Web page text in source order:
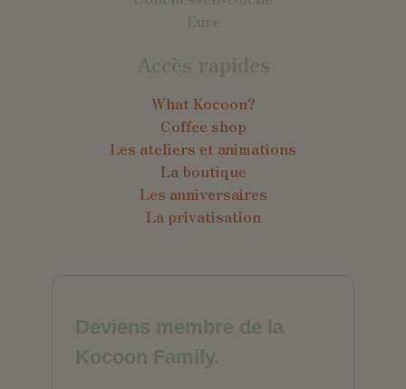
Eure
Accès rapides
What Kocoon?
Coffee shop
Les ateliers et animations
La boutique
Les anniversaires
La privatisation
Deviens membre de la
Kocoon Family.